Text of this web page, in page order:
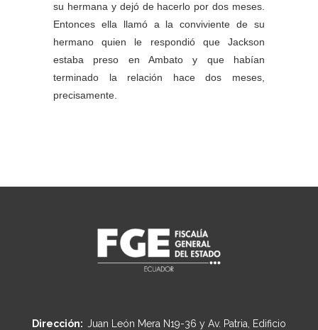
su hermana y dejó de hacerlo por dos meses.
Entonces ella llamó a la conviviente de su
hermano quien le respondió que Jackson
estaba preso en Ambato y que habían
terminado la relación hace dos meses,
precisamente.
Dirección: Juan León Mera N19-36 y Av. Patria, Edificio